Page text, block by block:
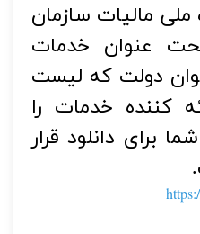
ملی مالیات سازمان
عنوان خدمات
دولت که لیست
کننده خدمات را
برای دانلود قرار